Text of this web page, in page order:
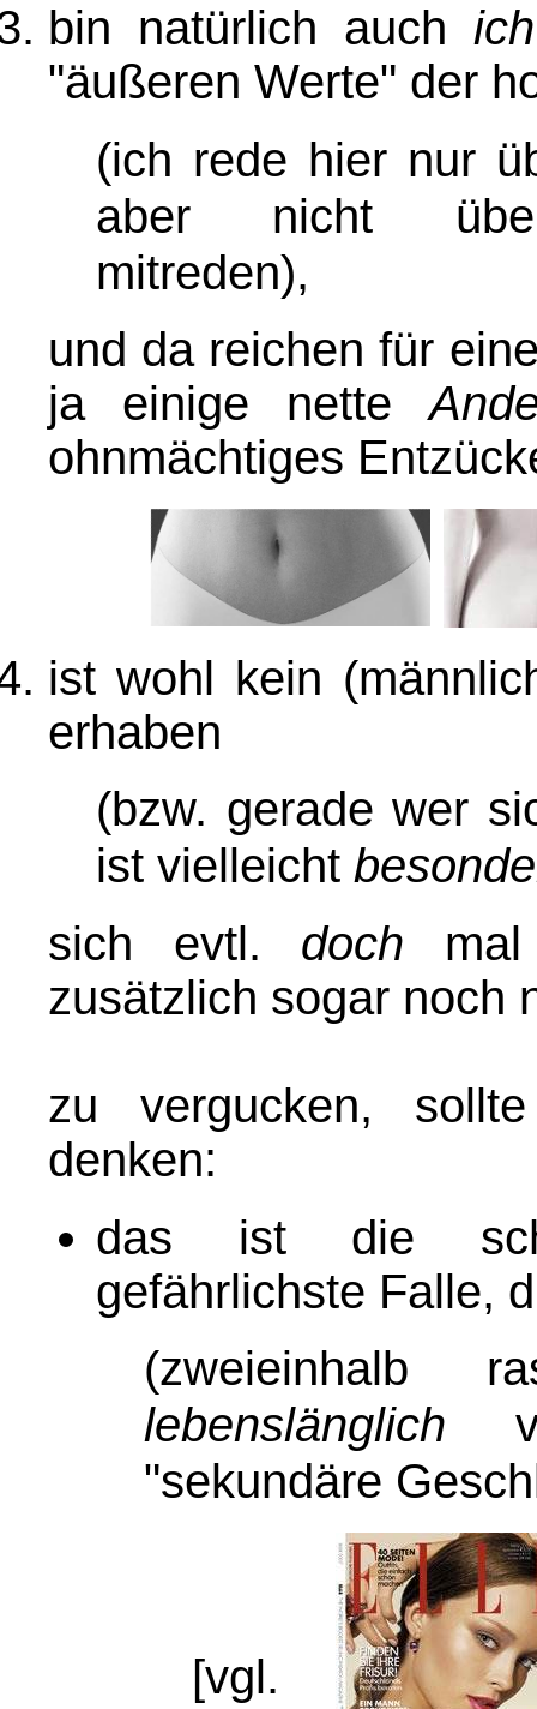
bin natürlich auch ich
"äußeren Werte" der
(ich rede hier nur
aber nicht über
mitreden),
und da reichen für
ja einige nette
ohnmächtiges
ist wohl kein
erhaben
(bzw. gerade wer
ist vielleicht
sich evtl. doch mal
zusätzlich sogar noch
zu vergucken,
denken:
das ist die
gefährlichste Falle,
(zweieinhalb
lebenslänglich
"sekundäre
[vgl.